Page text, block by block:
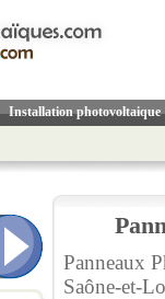
Installation photovoltaique
Panneaux
Saône-et-